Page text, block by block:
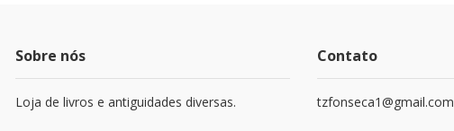
Sobre nós
Loja de livros e antiguidades diversas.
Contato
tzfonseca1@gmail.com